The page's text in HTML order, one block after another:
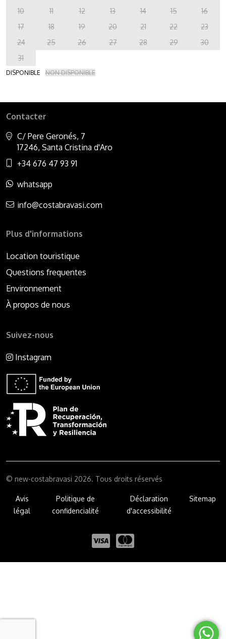
10
11 12 13 14 15
16
17
18 19 20 21 22
23
24
25 26 27 28 29
30
31
DISPONIBLE NON DISPONIBLE
Contacter
C/ Pere Geronés, 7
17246, Santa Cristina d'Aro
+34 676 47 93 91
whatsapp
info@costabravasi.com
Plus d'informations
Location touristique
Questions frequentes
Environnement
À propos de nous
Suivez-nous
Instagram
© new-costabravasi 2026. Tous droits réservés
Avis
légal
Politique de
confidencialité
Déclaration
d'accessibilité
Sitemap